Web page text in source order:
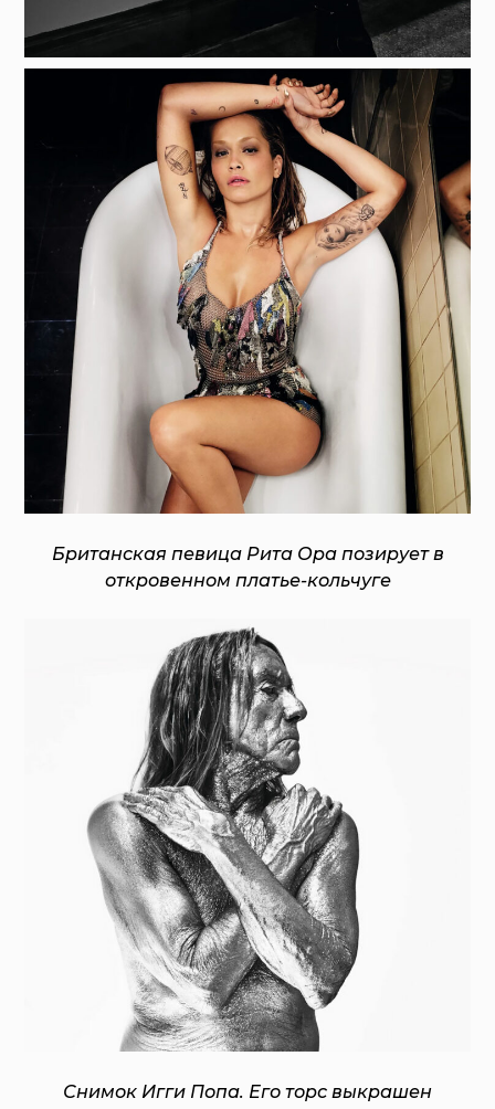
Британская певица Рита Ора позирует в
откровенном платье-кольчуге
Снимок Игги Попа. Его торс выкрашен